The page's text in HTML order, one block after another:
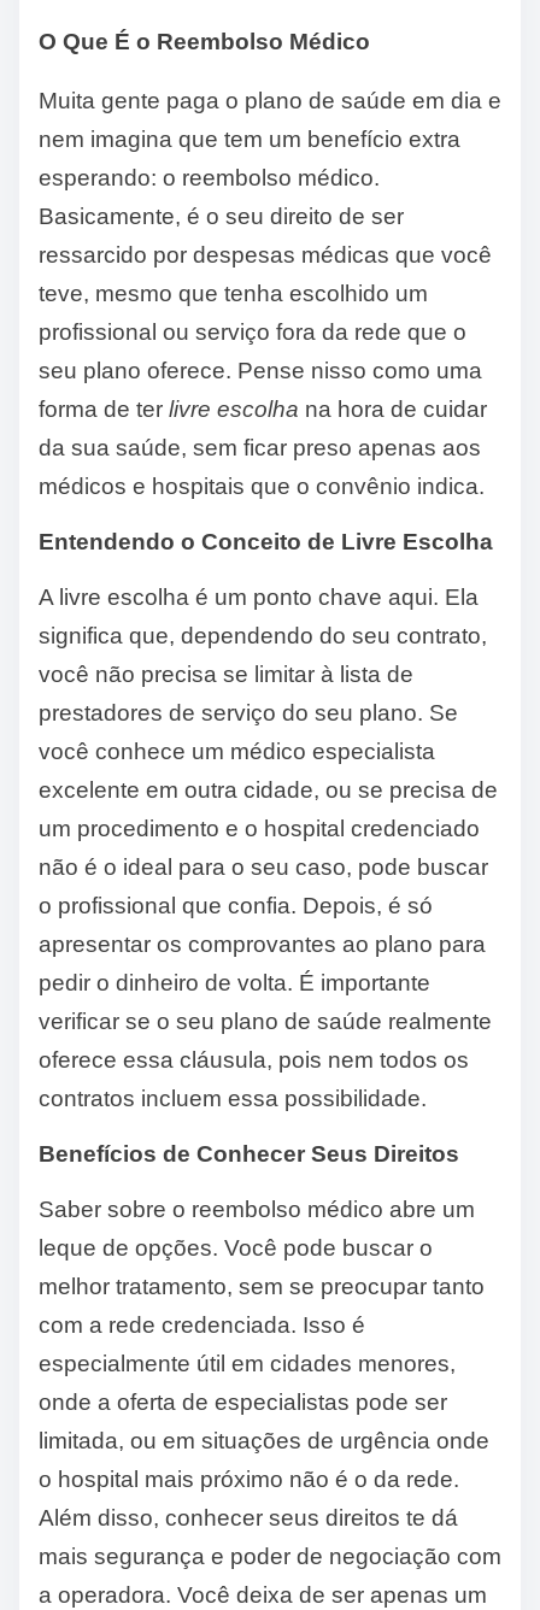
O Que É o Reembolso Médico
Muita gente paga o plano de saúde em dia e
nem imagina que tem um benefício extra
esperando: o reembolso médico.
Basicamente, é o seu direito de ser
ressarcido por despesas médicas que você
teve, mesmo que tenha escolhido um
profissional ou serviço fora da rede que o
seu plano oferece. Pense nisso como uma
forma de ter livre escolha na hora de cuidar
da sua saúde, sem ficar preso apenas aos
médicos e hospitais que o convênio indica.
Entendendo o Conceito de Livre Escolha
A livre escolha é um ponto chave aqui. Ela
significa que, dependendo do seu contrato,
você não precisa se limitar à lista de
prestadores de serviço do seu plano. Se
você conhece um médico especialista
excelente em outra cidade, ou se precisa de
um procedimento e o hospital credenciado
não é o ideal para o seu caso, pode buscar
o profissional que confia. Depois, é só
apresentar os comprovantes ao plano para
pedir o dinheiro de volta. É importante
verificar se o seu plano de saúde realmente
oferece essa cláusula, pois nem todos os
contratos incluem essa possibilidade.
Benefícios de Conhecer Seus Direitos
Saber sobre o reembolso médico abre um
leque de opções. Você pode buscar o
melhor tratamento, sem se preocupar tanto
com a rede credenciada. Isso é
especialmente útil em cidades menores,
onde a oferta de especialistas pode ser
limitada, ou em situações de urgência onde
o hospital mais próximo não é o da rede.
Além disso, conhecer seus direitos te dá
mais segurança e poder de negociação com
a operadora. Você deixa de ser apenas um